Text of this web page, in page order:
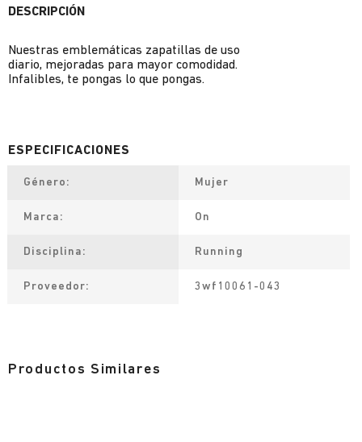
DESCRIPCIÓN
Nuestras emblemáticas zapatillas de uso
diario, mejoradas para mayor comodidad.
Infalibles, te pongas lo que pongas.
Género Mujer
Marca On
Disciplina Running
Proveedor 3wf10061-043
Productos Similares